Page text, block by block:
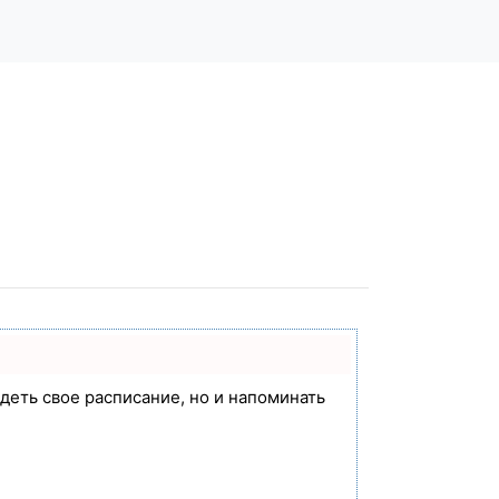
свое расписание, но и напоминать